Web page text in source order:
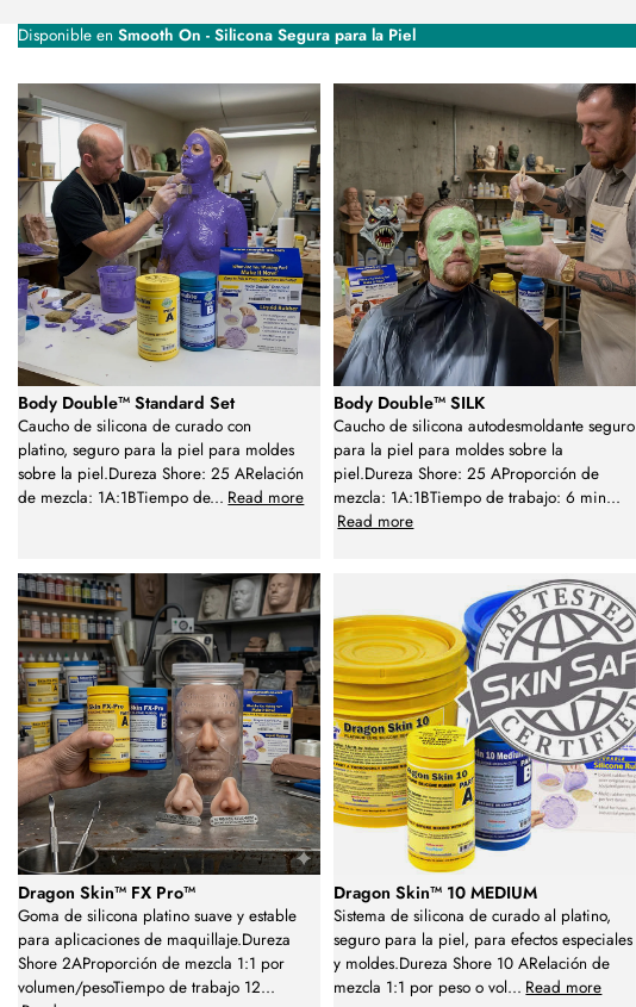
Disponible en Smooth On - Silicona Segura para la Piel
Body Double™ Standard Set
Caucho de silicona de curado con
platino, seguro para la piel para moldes
sobre la piel.Dureza Shore: 25 ARelación
de mezcla: 1A:1BTiempo de... Read more
Body Double™ SILK
Caucho de silicona autodesmoldante seguro
para la piel para moldes sobre la
piel.Dureza Shore: 25 AProporción de
mezcla: 1A:1BTiempo de trabajo: 6 min...
Read more
Dragon Skin™ FX Pro™
Goma de silicona platino suave y estable
para aplicaciones de maquillaje.Dureza
Shore 2AProporción de mezcla 1:1 por
volumen/pesoTiempo de trabajo 12...
Dragon Skin™ 10 MEDIUM
Sistema de silicona de curado al platino,
seguro para la piel, para efectos especiales
y moldes.Dureza Shore 10 ARelación de
mezcla 1:1 por peso o vol... Read more